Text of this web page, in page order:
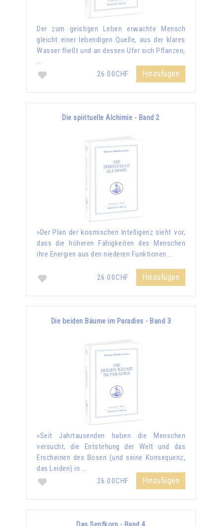
Der zum geistigen Leben erwachte Mensch
gleicht einer lebendigen Quelle, aus der klares
Wasser fließt und an dessen Ufer sich Pflanzen,
26.00CHF
Hinzufügen
Die spirituelle Alchimie - Band 2
»Der Plan der kosmischen Intelligenz sieht vor,
dass die höheren Fähigkeiten des Menschen
ihre Energien aus den niederen Funktionen …
26.00CHF Hinzufügen
Die beiden Bäume im Paradies - Band 3
»Seit Jahrtausenden haben die Menschen
versucht, die Entstehung der Welt und das
Erscheinen des Bösen (und seine Konsequenz,
das Leiden) in …
26.00CHF
Hinzufügen